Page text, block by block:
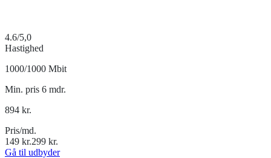
4.6/5,0
Hastighed
1000/1000 Mbit
Min. pris 6 mdr.
894 kr.
Pris/md.
149 kr.299 kr.
Gå til udbyder